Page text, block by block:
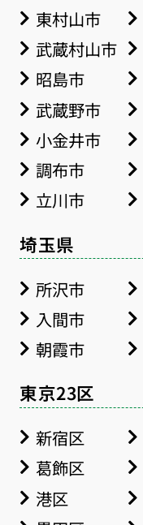
東村山市
武蔵村山市
昭島市
武蔵野市
小金井市
調布市
立川市
埼玉県
所沢市
入間市
朝霞市
東京23区
新宿区
葛飾区
港区